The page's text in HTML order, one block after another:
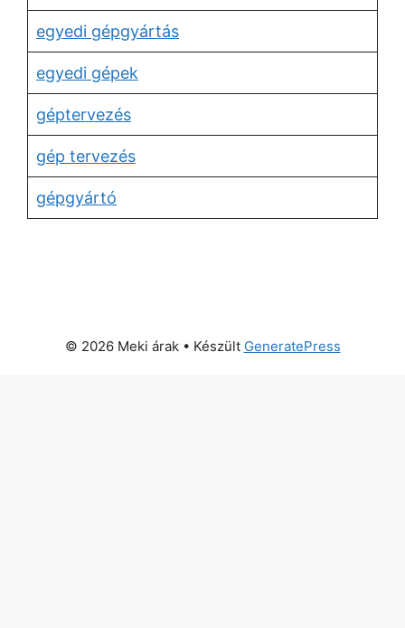
egyedi gépgyártás
egyedi gépek
géptervezés
gép tervezés
gépgyártó
© 2026 Meki árak• Készült GeneratePress